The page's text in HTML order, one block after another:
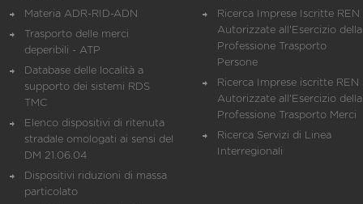
Materia ADR-RID-ADN
Trasporto delle merci
deperibili - ATP
Database delle località a
supporto dei sistemi RDS
TMC
Elenco dispositivi di ritenuta
stradale omologati ai sensi del
DM 21.06.04
Dispositivi riduzioni di massa
particolato
Ricerca Imprese Iscritte REN
Autorizzate all'Esercizio della
Professione Trasporto
Persone
Ricerca Imprese iscritte REN
Autorizzate all'Esercizio della
Professione Trasporto Merci
Ricerca Servizi di Linea
Interregionali